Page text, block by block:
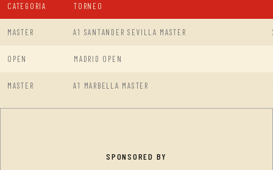
CATEGORIA TORNEO
MASTER A1 SANTANDER SEVILLA MASTER
OPEN MADRID OPEN
MASTER A1 MARBELLA MASTER
SPONSORED BY